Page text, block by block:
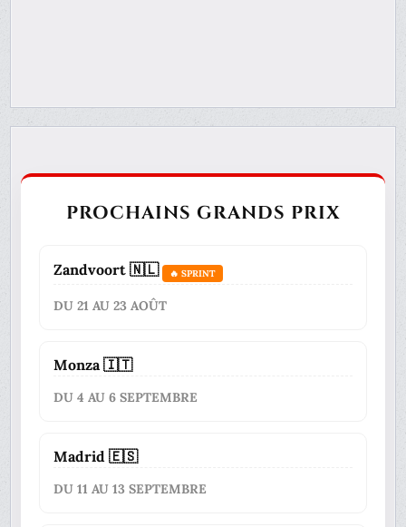
PROCHAINS GRANDS PRIX
Zandvoort 🇳🇱 🔥 SPRINT
DU 21 AU 23 AOÛT
Monza 🇮🇹
DU 4 AU 6 SEPTEMBRE
Madrid 🇪🇸
DU 11 AU 13 SEPTEMBRE